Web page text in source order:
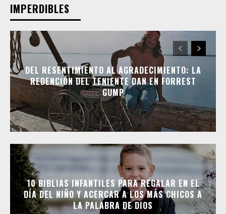
IMPERDIBLES
DEL RESENTIMIENTO AL AGRADECIMIENTO: LA
REDENCIÓN DEL TENIENTE DAN EN FORREST
GUMP
10 BIBLIAS INFANTILES PARA REGALAR EN EL
DÍA DEL NIÑO Y ACERCAR A LOS MÁS CHICOS A
LA PALABRA DE DIOS